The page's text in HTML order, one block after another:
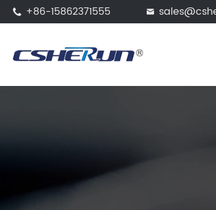
 +86-15862371555 